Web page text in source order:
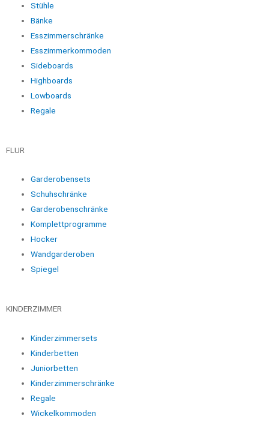
Stühle
Bänke
Esszimmerschränke
Esszimmerkommoden
Sideboards
Highboards
Lowboards
Regale
FLUR
Garderobensets
Schuhschränke
Garderobenschränke
Komplettprogramme
Hocker
Wandgarderoben
Spiegel
KINDERZIMMER
Kinderzimmersets
Kinderbetten
Juniorbetten
Kinderzimmerschränke
Regale
Wickelkommoden